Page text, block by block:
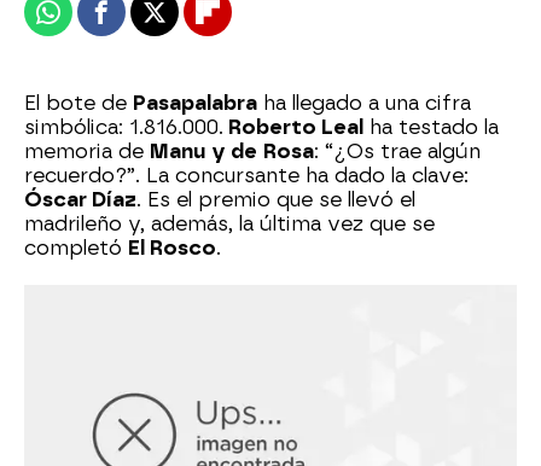
WhatsappFacebook
X Flipboard
El bote de Pasapalabra ha llegado a una cifra
simbólica: 1.816.000. Roberto Leal
ha testado la
memoria de Manu y de Rosa: “¿Os trae algún
recuerdo?”. La concursante ha dado la clave:
Óscar Díaz. Es el premio que se llevó el
madrileño y, además, la última vez que se
completó El Rosco.